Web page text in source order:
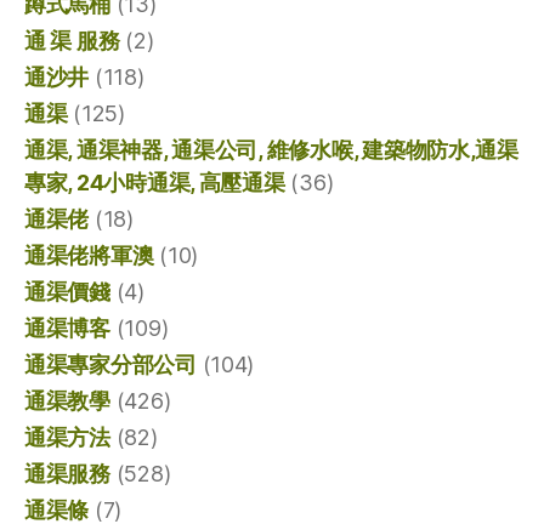
通 渠 服務(2)
通沙井 (118)
通渠(125)
通渠, 通渠神器, 通渠公司, 維修水喉, 建築物防水,通渠
專家, 24小時通渠, 高壓通渠(36)
通渠佬(18)
通渠佬將軍澳(10)
通渠價錢(4)
通渠博客(109)
通渠專家分部公司 (104)
通渠教學(426)
通渠方法(82)
通渠服務(528)
通渠條 (7)